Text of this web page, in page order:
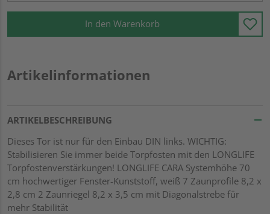
In den Warenkorb
Artikelinformationen
ARTIKELBESCHREIBUNG
Dieses Tor ist nur für den Einbau DIN links. WICHTIG:
Stabilisieren Sie immer beide Torpfosten mit den LONGLIFE
Torpfostenverstärkungen! LONGLIFE CARA Systemhöhe 70
cm hochwertiger Fenster-Kunststoff, weiß 7 Zaunprofile 8,2 x
2,8 cm 2 Zaunriegel 8,2 x 3,5 cm mit Diagonalstrebe für
mehr Stabilität